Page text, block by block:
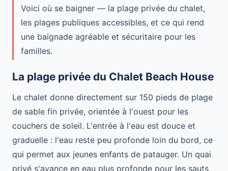
Voici où se baigner — la plage privée du chalet,
les plages publiques accessibles, et ce qui rend
une baignade agréable et sécuritaire pour les
familles.
La plage privée du Chalet Beach House
Le chalet donne directement sur 150 pieds de plage
de sable fin privée, orientée à l'ouest pour les
couchers de soleil. L'entrée à l'eau est douce et
graduelle : l'eau reste peu profonde loin du bord, ce
qui permet aux jeunes enfants de patauger. Un quai
privé s'avance en eau plus profonde pour les sauts